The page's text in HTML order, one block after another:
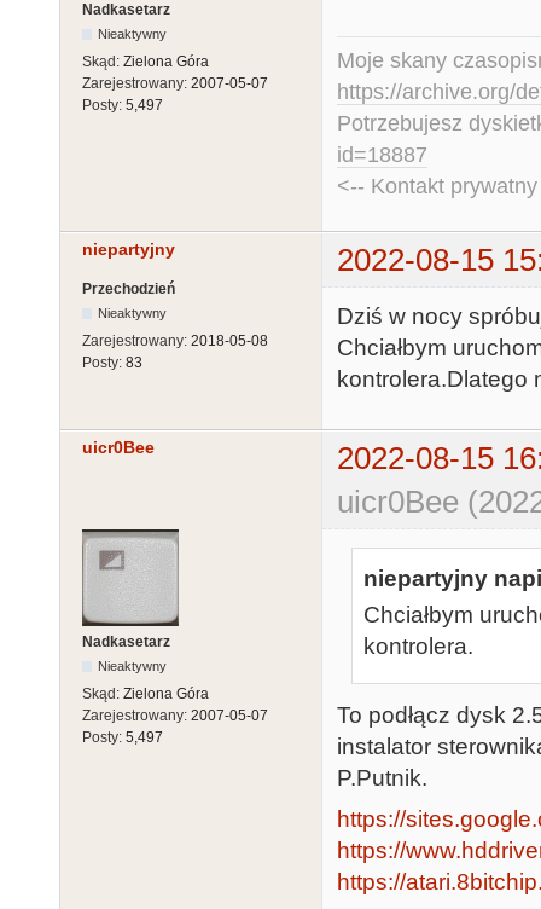
Nadkasetarz
Nieaktywny
Skąd: Zielona Góra
Zarejestrowany: 2007-05-07
Posty: 5,497
Moje skany
https://archive.org/
Potrzebujesz
id=18887
<-- Kontakt
niepartyjny 2022-08-15
Przechodzień
Nieaktywny
Zarejestrowany: 2018-05-08
Posty: 83
Dziś w nocy
Chciałbym
kontrolera.Dlatego
uicr0Bee
2022-08-15
uicr0Bee
Nadkasetarz
Nieaktywny
Skąd: Zielona Góra
Zarejestrowany: 2007-05-07
Posty: 5,497
niepartyjny
Chciałbym
kontrolera.
To podłącz dysk
instalator
P.Putnik.
https://
https://
https://